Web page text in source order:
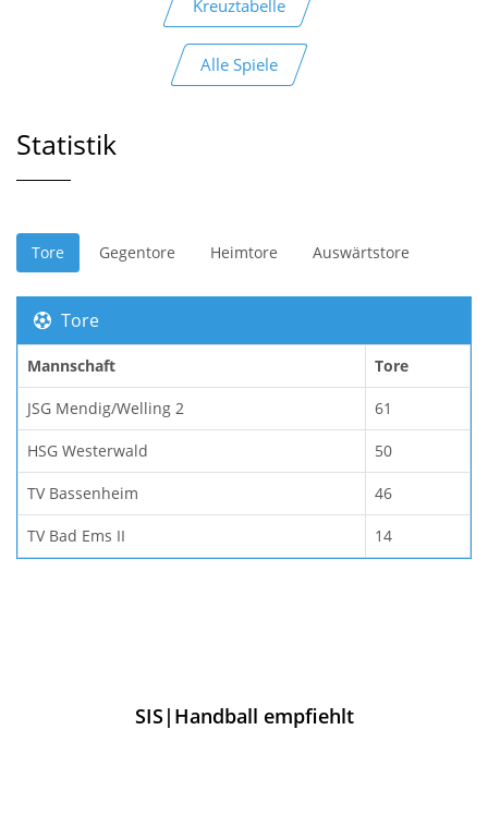
Kreuztabelle
Alle Spiele
Statistik
Tore Gegentore Heimtore Auswärtstore
Tore
Mannschaft Tore
JSG Mendig/Welling 2 61
HSG Westerwald 50
TV Bassenheim 46
TV Bad Ems II 14
SIS|Handball empfiehlt